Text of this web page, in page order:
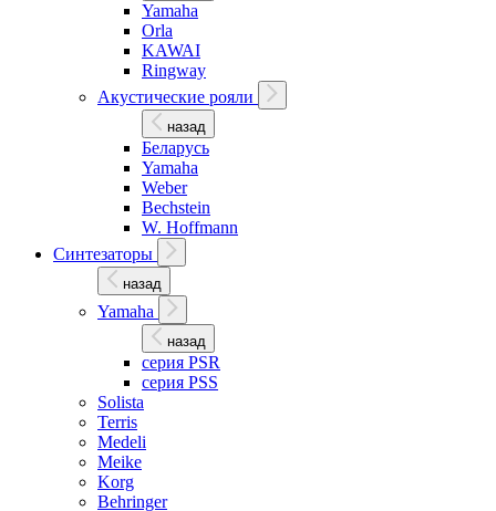
Yamaha
Orla
KAWAI
Ringway
Акустические рояли
назад
Беларусь
Yamaha
Weber
Bechstein
W. Hoffmann
Синтезаторы
назад
Yamaha
назад
серия PSR
серия PSS
Solista
Terris
Medeli
Meike
Korg
Behringer